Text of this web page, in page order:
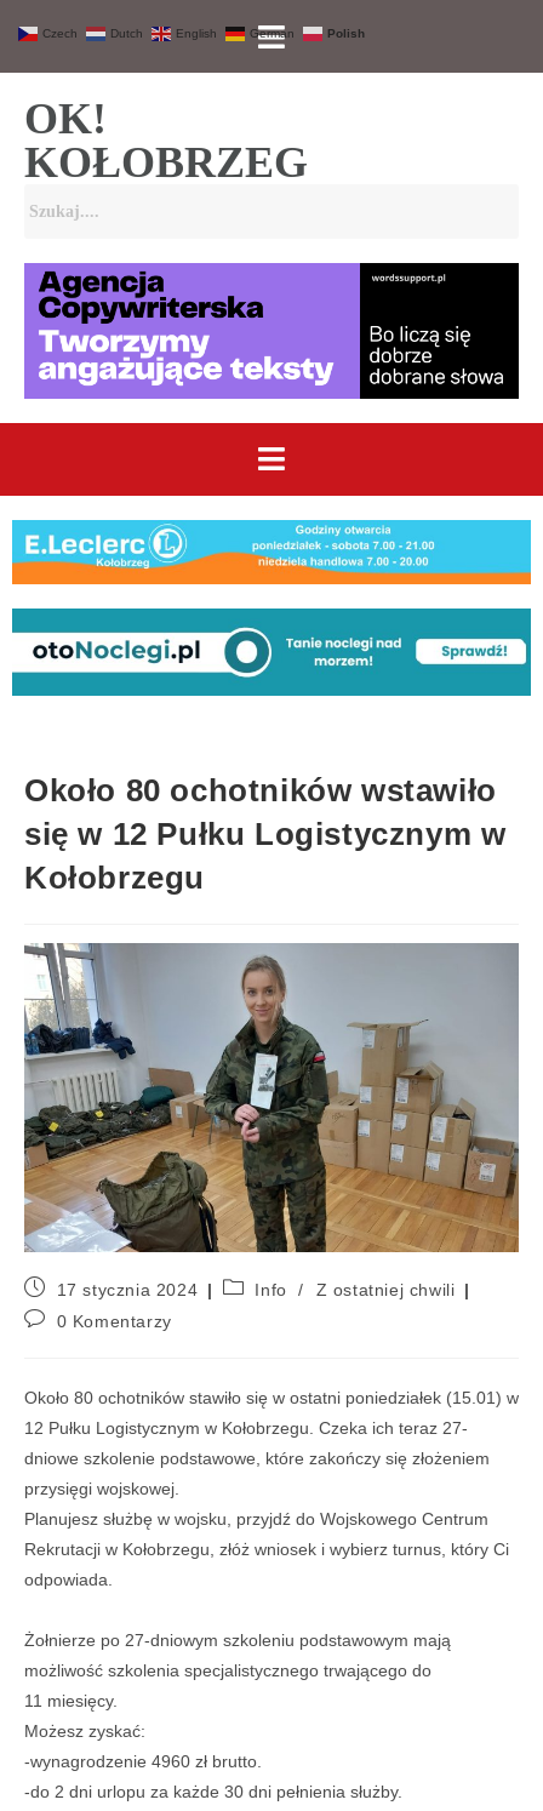
OK!
KOŁOBRZEG
Około 80 ochotników wstawiło
się w 12 Pułku Logistycznym w
Kołobrzegu
17 stycznia 2024 Info /
Z ostatniej chwili
0 Komentarzy
Około 80 ochotników stawiło się w ostatni poniedziałek (15.01) w
12 Pułku Logistycznym w Kołobrzegu. Czeka ich teraz 27-
dniowe szkolenie podstawowe, które zakończy się złożeniem
przysięgi wojskowej.
Planujesz służbę w wojsku, przyjdź do Wojskowego Centrum
Rekrutacji w Kołobrzegu, złóż wniosek i wybierz turnus, który Ci
odpowiada.
Żołnierze po 27-dniowym szkoleniu podstawowym mają
możliwość szkolenia specjalistycznego trwającego do
11 miesięcy.
Możesz zyskać:
-wynagrodzenie 4960 zł brutto.
-do 2 dni urlopu za każde 30 dni pełnienia służby.
Czech Dutch English German Polish